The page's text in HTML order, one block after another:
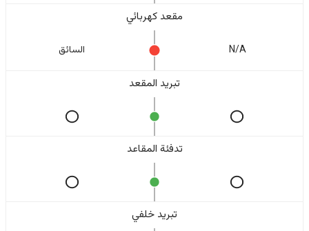
مقعد كهربائي
N/A السائق
تبريد المقعد
تدفئة المقاعد
تبريد خلفي